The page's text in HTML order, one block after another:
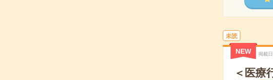
未読
NEW 掲載日
＜医療